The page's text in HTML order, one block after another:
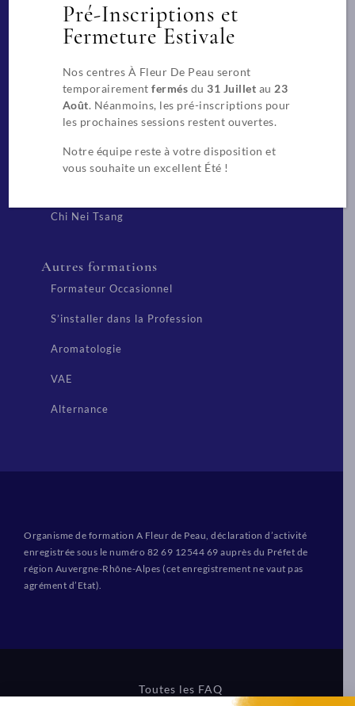
CAP Esthétique, Cosmétique, Parfumerie
Techniques chinoises
Réflexologue
Diététique Chinoise
Chi Nei Tsang
Autres formations
Formateur Occasionnel
S’installer dans la Profession
Aromatologie
VAE
Alternance
Organisme de formation A Fleur de Peau, déclaration d’activité
enregistrée sous le numéro 82 69 12544 69 auprès du Préfet de
région Auvergne-Rhône-Alpes (cet enregistrement ne vaut pas
agrément d’Etat).
Toutes les FAQ
Pré-Inscriptions et
Fermeture Estivale
Nos centres À Fleur De Peau seront
temporairementfermés du31 Juillet au 23
Août. Néanmoins, les pré-inscriptions pour
les prochaines sessions restent ouvertes.
Notre équipe reste à votre disposition et
vous souhaite un excellent Été !